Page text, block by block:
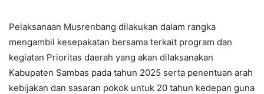
Pelaksanaan Musrenbang dilakukan dalam rangka
mengambil kesepakatan bersama terkait program dan
kegiatan Prioritas daerah yang akan dilaksanakan
Kabupaten Sambas pada tahun 2025 serta penentuan arah
kebijakan dan sasaran pokok untuk 20 tahun kedepan guna